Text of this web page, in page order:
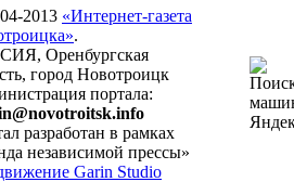
2013 «Интернет-газета
.
Оренбургская
город Новотроицк
портала:
разработан в рамках
независимой прессы»
Garin Studio